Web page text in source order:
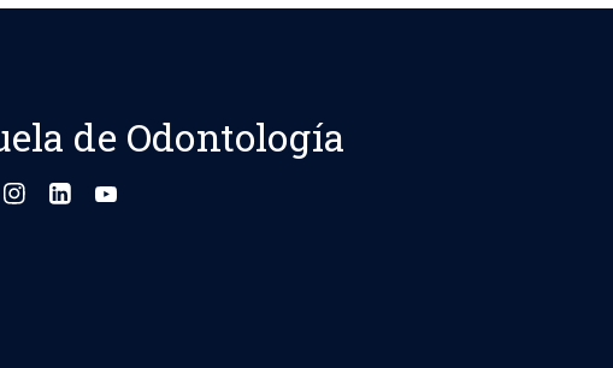
de Odontología